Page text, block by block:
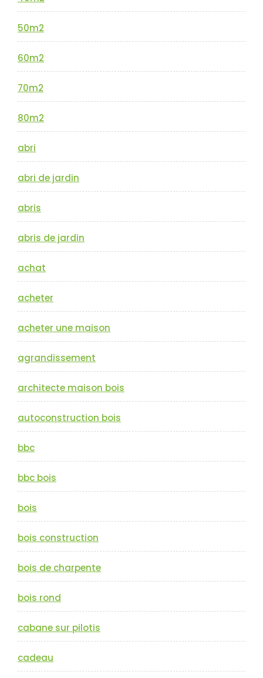
50m2
60m2
70m2
80m2
abri
abri de jardin
abris
abris de jardin
achat
acheter
acheter une maison
agrandissement
architecte maison bois
autoconstruction bois
bbc
bbc bois
bois
bois construction
bois de charpente
bois rond
cabane sur pilotis
cadeau